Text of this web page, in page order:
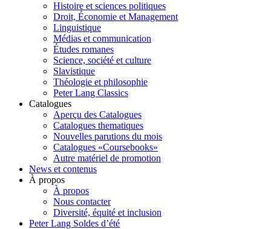
Histoire et sciences politiques
Droit, Économie et Management
Linguistique
Médias et communication
Études romanes
Science, société et culture
Slavistique
Théologie et philosophie
Peter Lang Classics
Catalogues
Aperçu des Catalogues
Catalogues thematiques
Nouvelles parutions du mois
Catalogues «Coursebooks»
Autre matériel de promotion
News et contenus
À propos
À propos
Nous contacter
Diversité, équité et inclusion
Peter Lang Soldes d’été